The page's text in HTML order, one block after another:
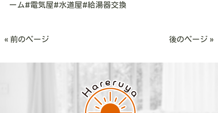
ーム#電気屋#水道屋#給湯器交換
« 前のページ 後のページ »